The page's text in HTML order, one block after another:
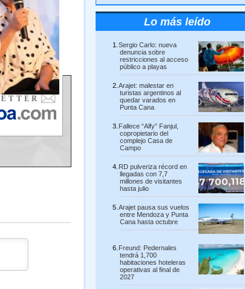
Lo más leído
Sergio Carlo: nueva
denuncia sobre
restricciones al acceso
público a playas
Arajet: malestar en
turistas argentinos al
quedar varados en
Punta Cana
Fallece “Alfy” Fanjul,
copropietario del
complejo Casa de
Campo
RD pulveriza récord en
llegadas con 7,7
millones de visitantes
hasta julio
Arajet pausa sus vuelos
entre Mendoza y Punta
Cana hasta octubre
Freund: Pedernales
tendrá 1,700
habitaciones hoteleras
operativas al final de
2027